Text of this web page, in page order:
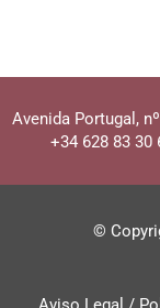
Avenida Portugal,
+34 628 83 30
©